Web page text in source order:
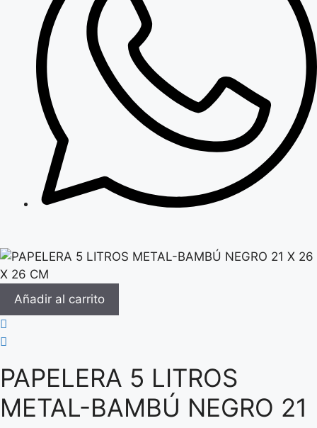
Añadir al carrito
PAPELERA 5 LITROS
METAL-BAMBÚ NEGRO 21